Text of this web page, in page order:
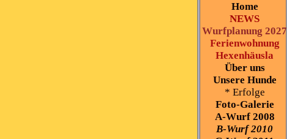
Home
NEWS
Wurfplanung 2027
Ferienwohnung
Hexenhäusla
Über uns
Unsere Hunde
* Erfolge
Foto-Galerie
A-Wurf 2008
B-Wurf 2010